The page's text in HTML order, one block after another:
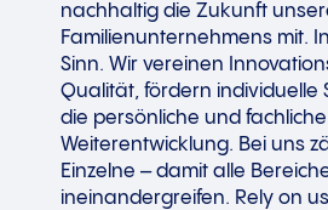
nachhaltig die Zukunft
Familienunternehmens mit.
Sinn. Wir vereinen
Qualität, fördern individuelle
die persönliche und fachliche
Weiterentwicklung. Bei uns
Einzelne – damit alle
ineinandergreifen. Rely on